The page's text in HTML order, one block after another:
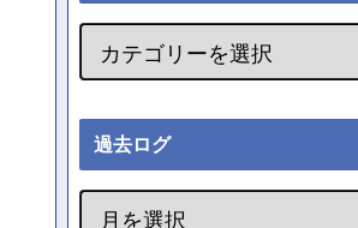
過去ログ